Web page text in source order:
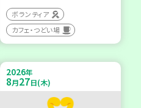
ボランティア
カフェ・つどい場
2026年
8月27日(木)